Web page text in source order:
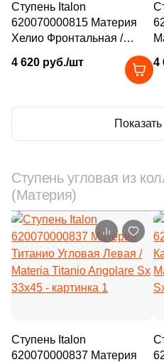
Ступень Italon
620070000815 Материя
Хелио Фронтальная /
Materia Helio Front 33x60
4 620 руб./шт 4
Ступень угловая из
(Материя)
Ступень Italon
620070000837 Материя